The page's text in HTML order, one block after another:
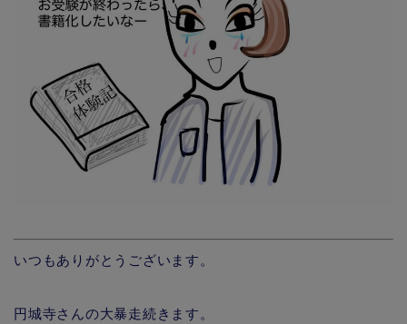
いつもありがとうございます。
円城寺さんの大暴走続きます。